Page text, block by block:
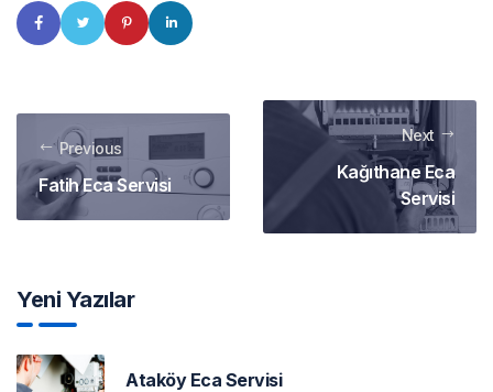
Previous
Fatih Eca Servisi
Next
Kağıthane Eca
Servisi
Yeni Yazılar
Ataköy Eca Servisi